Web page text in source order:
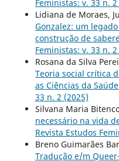
Feministas: v. 33 n. 2
Lidiana de Moraes,
Gonzalez: um
construção de
Feministas: v. 33 n. 2
Rosana da Silva
Teoria social crítica
as Ciências da Saúde
33 n. 2 (2025)
Silvana Maria
necessário na vida
Revista Estudos
Breno Guimarães
Tradução e/m